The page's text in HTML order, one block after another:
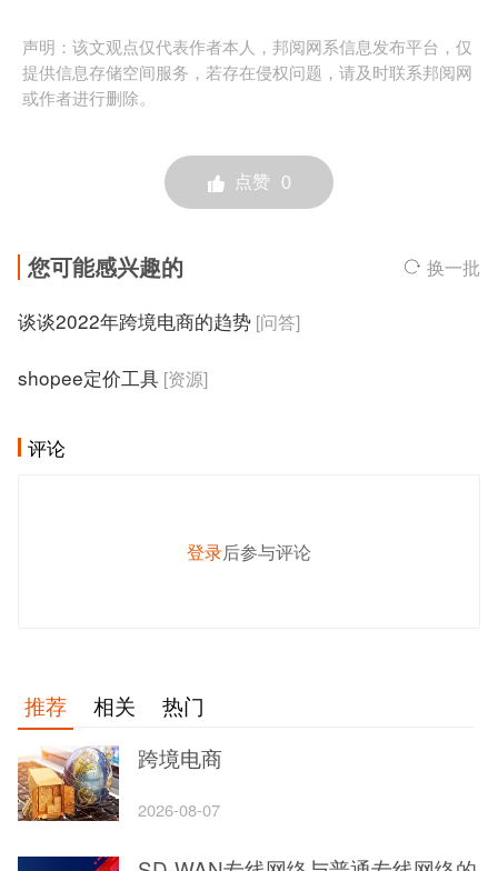
声明：该文观点仅代表作者本人，邦阅网系信息发布平台，仅
提供信息存储空间服务，若存在侵权问题，请及时联系邦阅网
或作者进行删除。
点赞 0
您可能感兴趣的 换一批
谈谈2022年跨境电商的趋势 [问答]
shopee定价工具 [资源]
评论
登录后参与评论
推荐 相关
热门
跨境电商
2026-08-07